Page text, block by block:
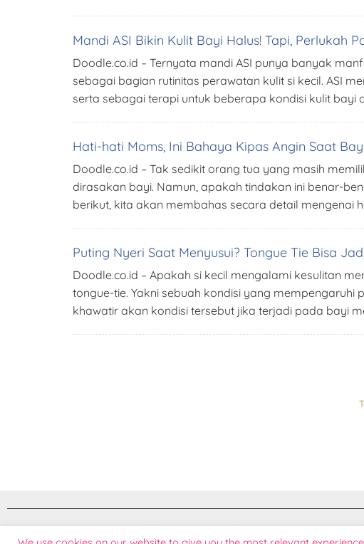
Mandi ASI Bikin Kulit Bayi Halus! Tapi, Perlukah
Doodle.co.id – Ternyata mandi ASI punya banyak
sebagai bagian rutinitas perawatan kulit si kecil. ASI
serta sebagai terapi untuk beberapa kondisi kulit bayi
Hati-hati Moms, Ini Bahaya Kipas Angin Saat
Doodle.co.id – Tak sedikit orang tua yang masih
dirasakan bayi. Namun, apakah tindakan ini benar-
berikut, kita akan membahas secara detail mengenai
Puting Nyeri Saat Menyusui? Tongue Tie Bisa
Doodle.co.id – Apakah si kecil mengalami kesulitan
tongue-tie. Yakni sebuah kondisi yang
khawatir akan kondisi tersebut jika terjadi pada bayi